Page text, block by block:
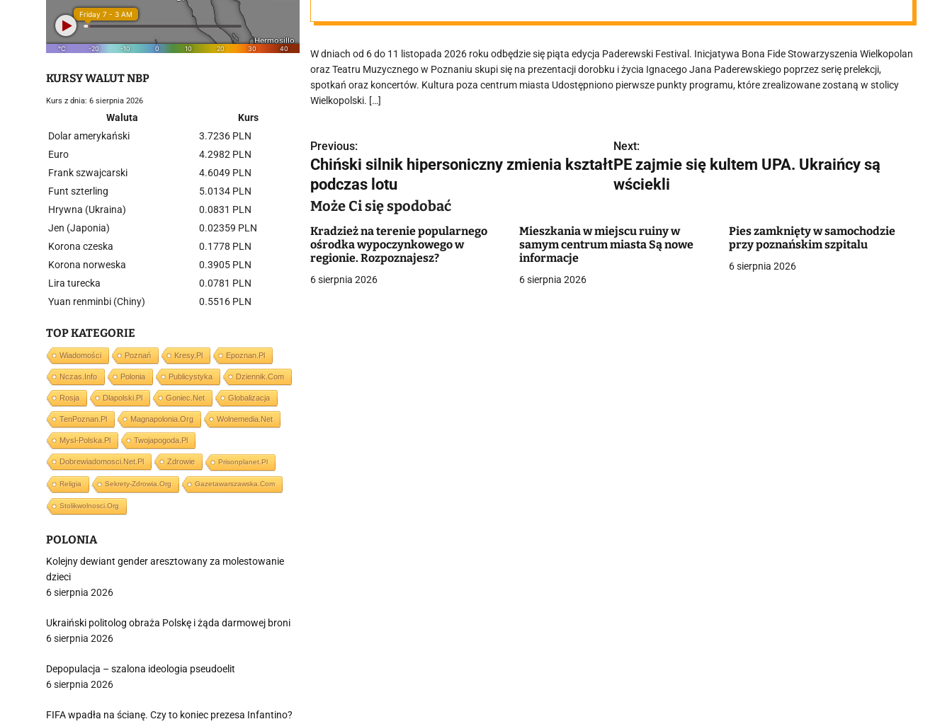
W dniach od 6 do 11 listopada 2026 roku odbędzie się piąta edycja Paderewski Festival. Inicjatywa Bona Fide Stowarzyszenia Wielkopolan
oraz Teatru Muzycznego w Poznaniu skupi się na prezentacji dorobku i życia Ignacego Jana Paderewskiego poprzez serię prelekcji,
spotkań oraz koncertów. Kultura poza centrum miasta Udostępniono pierwsze punkty programu, które zrealizowane zostaną w stolicy
Wielkopolski. […]
N
a
w
i
g
a
Previous:
Chiński silnik hipersoniczny zmienia kształt
podczas lotu
Next:
PE zajmie się kultem UPA. Ukraińcy są
wściekli
Może Ci się spodobać
Kradzież na terenie popularnego
ośrodka wypoczynkowego w
regionie. Rozpoznajesz?
6 sierpnia 2026
Mieszkania w miejscu ruiny w
samym centrum miasta Są nowe
informacje
6 sierpnia 2026
Pies zamknięty w samochodzie
przy poznańskim szpitalu
6 sierpnia 2026
KURSY WALUT NBP
Kurs z dnia: 6 sierpnia 2026
Waluta
Kurs
Dolar amerykański
3.7236 PLN
Euro
4.2982 PLN
Frank szwajcarski
4.6049 PLN
Funt szterling
5.0134 PLN
Hrywna (Ukraina)
0.0831 PLN
Jen (Japonia)
0.02359 PLN
Korona czeska
0.1778 PLN
Korona norweska
0.3905 PLN
Lira turecka
0.0781 PLN
Yuan renminbi (Chiny)
0.5516 PLN
TOP KATEGORIE
Wiadomości Poznań Kresy.pl Epoznan.pl
Nczas.info Polonia Publicystyka Dziennik.com
Rosja Dlapolski.pl Goniec.net Globalizacja
TenPoznan.pl Magnapolonia.org Wolnemedia.net
Mysl-Polska.pl Twojapogoda.pl
Dobrewiadomosci.net.pl Zdrowie Prisonplanet.pl
Religia Sekrety-Zdrowia.org Gazetawarszawska.com
Stolikwolnosci.org
POLONIA
Kolejny dewiant gender aresztowany za molestowanie
dzieci
6 sierpnia 2026
Ukraiński politolog obraża Polskę i żąda darmowej broni
6 sierpnia 2026
Depopulacja – szalona ideologia pseudoelit
6 sierpnia 2026
FIFA wpadła na ścianę. Czy to koniec prezesa Infantino?